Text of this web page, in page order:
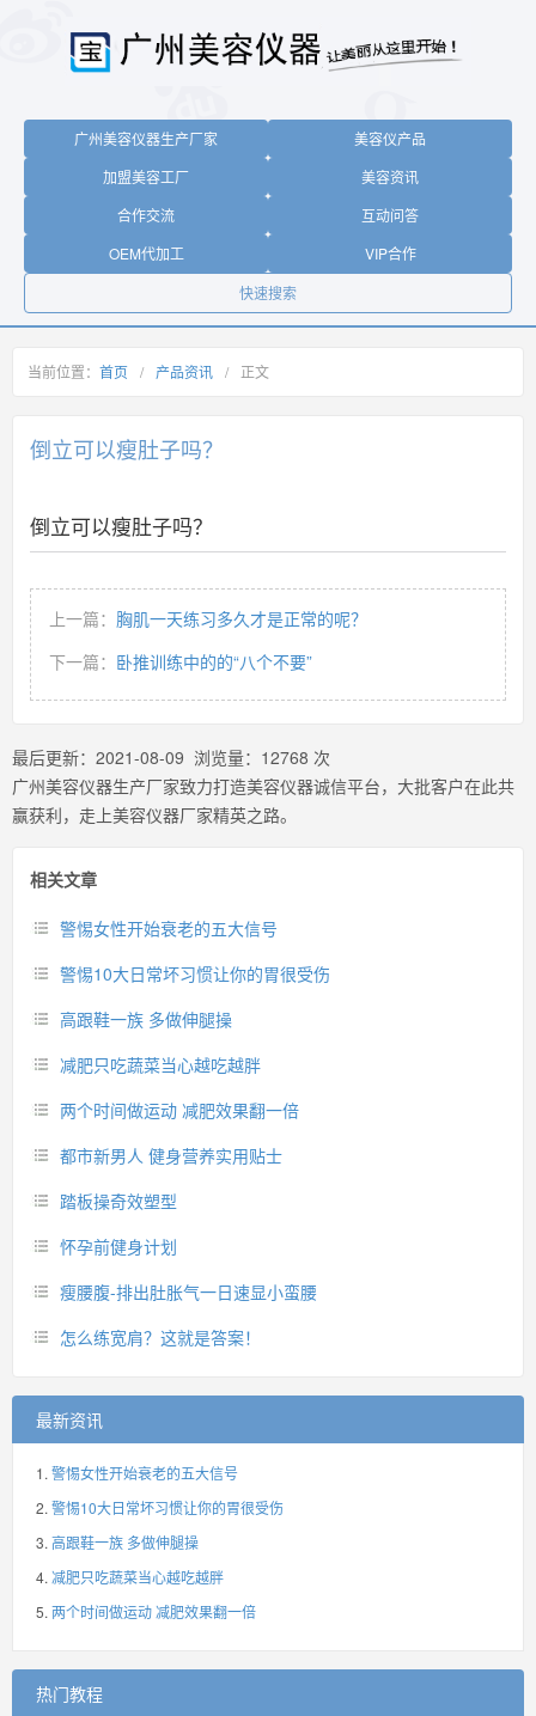
广州美容仪器生产厂家
美容仪产品
加盟美容工厂
美容资讯
合作交流
互动问答
OEM代加工
VIP合作
快速搜索
当前位置： 首页 / 产品资讯 / 正文
倒立可以瘦肚子吗？
倒立可以瘦肚子吗？
上一篇： 胸肌一天练习多久才是正常的呢？
下一篇： 卧推训练中的的“八个不要”
最后更新： 2021-08-09 浏览量： 12768 次
广州美容仪器生产厂家致力打造美容仪器诚信平台，大批客户在此共
赢获利，走上美容仪器厂家精英之路。
相关文章
警惕女性开始衰老的五大信号
警惕10大日常坏习惯让你的胃很受伤
高跟鞋一族 多做伸腿操
减肥只吃蔬菜当心越吃越胖
两个时间做运动 减肥效果翻一倍
都市新男人 健身营养实用贴士
踏板操奇效塑型
怀孕前健身计划
瘦腰腹-排出肚胀气一日速显小蛮腰
怎么练宽肩？这就是答案！
最新资讯
警惕女性开始衰老的五大信号
警惕10大日常坏习惯让你的胃很受伤
高跟鞋一族 多做伸腿操
减肥只吃蔬菜当心越吃越胖
两个时间做运动 减肥效果翻一倍
热门教程